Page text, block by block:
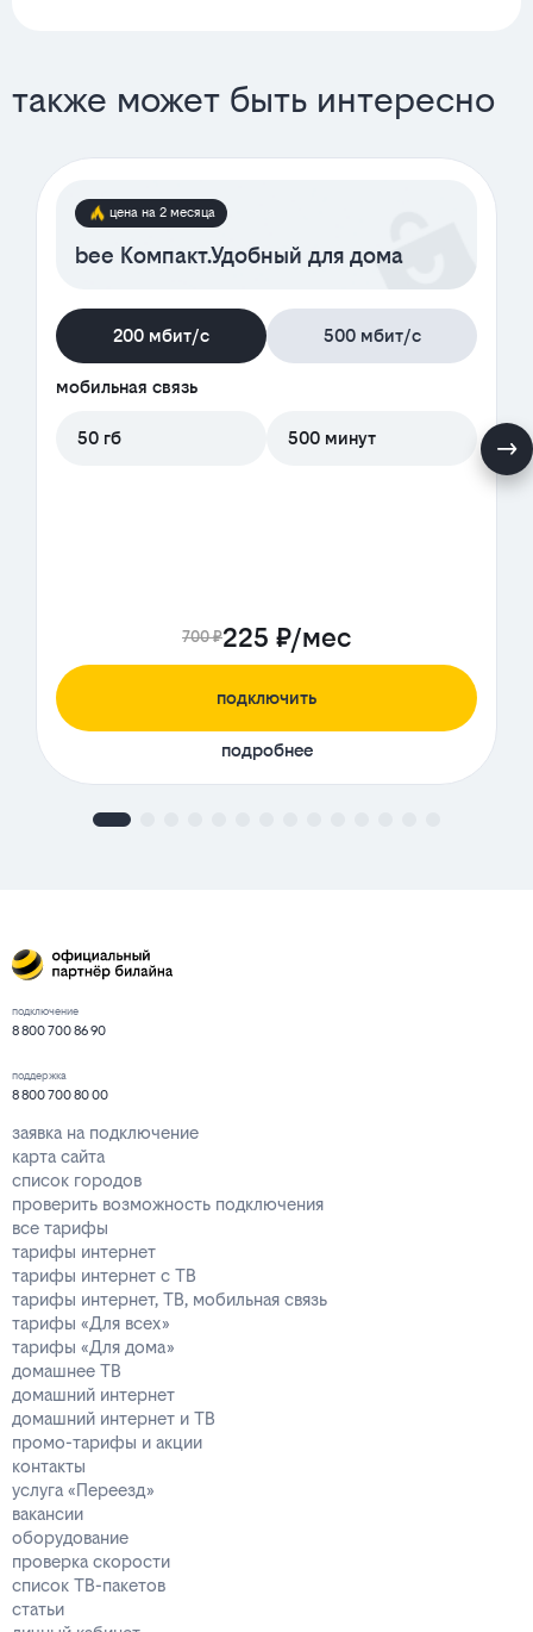
также может быть интересно
цена на 2 месяца
bee Компакт.Удобный для дома
200 мбит/с 500 мбит/с
мобильная связь
50 гб 500 минут
700 ₽225 ₽/мес
подключить
подробнее
подключение
8 800 700 86 90
поддержка
8 800 700 80 00
заявка на подключение
карта сайта
список городов
проверить возможность подключения
все тарифы
тарифы интернет
тарифы интернет с ТВ
тарифы интернет, ТВ, мобильная связь
тарифы «Для всех»
тарифы «Для дома»
домашнее ТВ
домашний интернет
домашний интернет и ТВ
промо-тарифы и акции
контакты
услуга «Переезд»
вакансии
оборудование
проверка скорости
список ТВ-пакетов
статьи